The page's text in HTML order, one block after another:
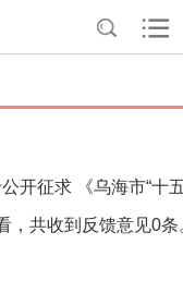
开征求 《乌海市“十
，共收到反馈意见0条